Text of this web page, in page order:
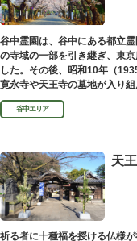
谷中霊園は、谷中にある都立
の寺域の一部を引き継ぎ、東
した。その後、昭和10年（
寛永寺や天王寺の墓地が入り
の墓が並んでいます。園内を
す。谷中エリア
祈る者に十種福を授ける仏様